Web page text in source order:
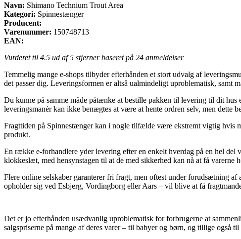
Navn: Shimano Technium Trout Area
Kategori: Spinnestænger
Producent:
Varenummer: 150748713
EAN:
Vurderet til 4.5 ud af 5 stjerner baseret på 24 anmeldelser
Temmelig mange e-shops tilbyder efterhånden et stort udvalg af
det passer dig. Leveringsformen er altså ualmindeligt uproblematisk, samt
Du kunne på samme måde påtænke at bestille pakken til levering til dit
leveringsmanér kan ikke benægtes at være at hente ordren selv, men dette
Fragttiden på Spinnestænger kan i nogle tilfælde være ekstremt vigtig hvis
produkt.
En række e-forhandlere yder levering efter en enkelt hverdag på en hel
klokkeslæt, med hensynstagen til at de med sikkerhed kan nå at få
Flere online selskaber garanterer fri fragt, men oftest under forudsætning
opholder sig ved Esbjerg, Vordingborg eller Aars – vil blive at få
Det er jo efterhånden usædvanlig uproblematisk for forbrugerne at
salgspriserne på mange af deres varer – til babyer og børn, og tillige